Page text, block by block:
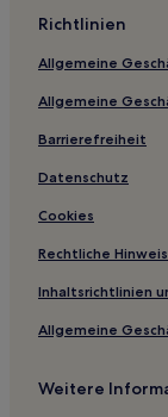
Richtlinien
Allgemeine
Allgemeine
Barrierefreiheit
Datenschutz
Cookies
Rechtliche
Inhaltsrichtlinien
Allgemeine
Weitere